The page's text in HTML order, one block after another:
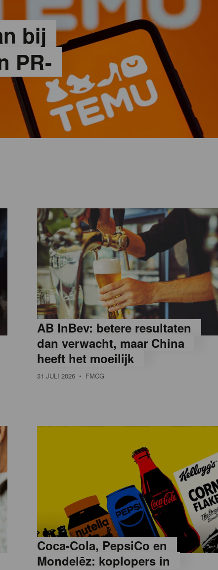
bij
PR-
AB InBev: betere resultaten
dan verwacht, maar China
heeft het moeilijk
31 JULI 2026 • FMCG
Coca-Cola, PepsiCo en
Mondelēz: koplopers in